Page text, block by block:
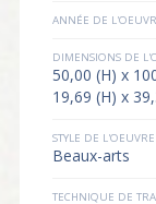
ANNÉE DE
DIMENSIONS DE
50,00 (H) x
19,69 (H) x
STYLE DE L'OEUVRE
Beaux-arts
TECHNIQUE DE